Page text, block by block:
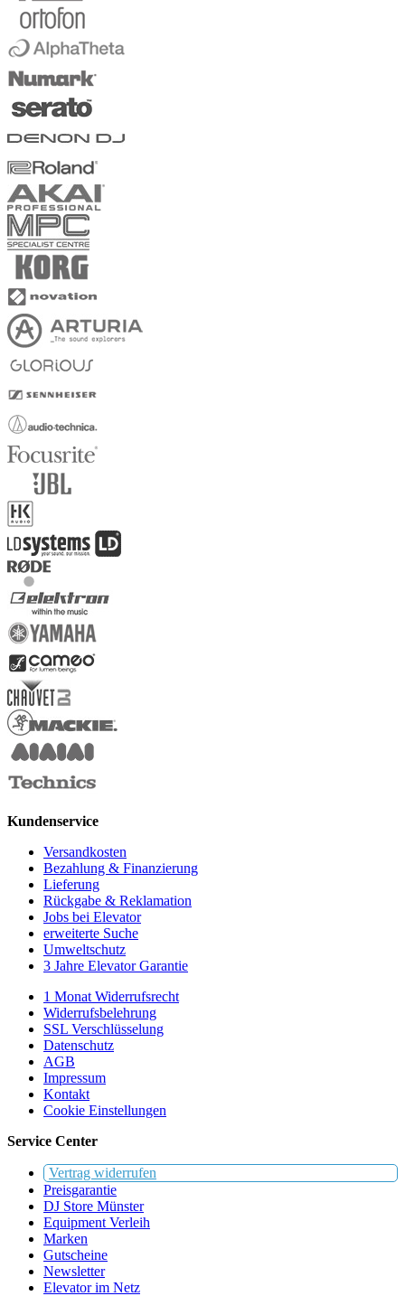
Kundenservice
Versandkosten
Bezahlung & Finanzierung
Lieferung
Rückgabe & Reklamation
Jobs bei Elevator
erweiterte Suche
Umweltschutz
3 Jahre Elevator Garantie
1 Monat Widerrufsrecht
Widerrufsbelehrung
SSL Verschlüsselung
Datenschutz
AGB
Impressum
Kontakt
Cookie Einstellungen
Service Center
Vertrag widerrufen
Preisgarantie
DJ Store Münster
Equipment Verleih
Marken
Gutscheine
Newsletter
Elevator im Netz